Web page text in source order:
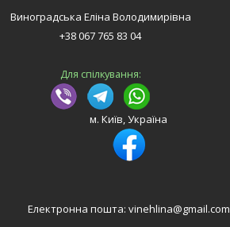
Виноградська Еліна Володимирівна
+38 067 765 83 04
Для спілкування:
м. Київ, Україна
Електронна пошта: vinehlina@gmail.com